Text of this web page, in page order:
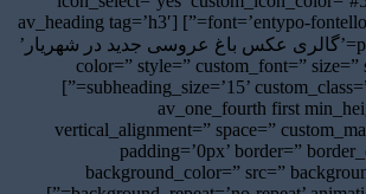
font=’entypo-fontello’ admin_preview_bg=”] [av_heading tag=’h3′
padding=’10’ heading=’گالری عکس باغ عروسی جدید در شهریار’
color=” style=” custom_font=” size=”
subheading_size=’15’ custom_class=” admin_preview_bg=”]
[/av_heading] [av_one_fourth first
vertical_alignment=” space=”
padding=’0px’ border=”
background_color=” src=”